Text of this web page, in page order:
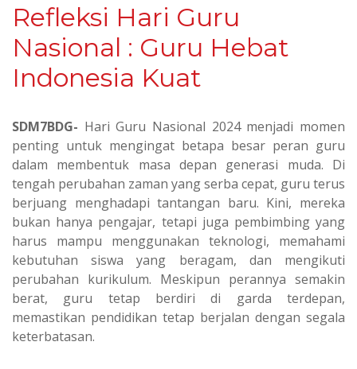
Refleksi Hari Guru
Nasional : Guru Hebat
Indonesia Kuat
SDM7BDG- Hari Guru Nasional 2024 menjadi momen
penting untuk mengingat betapa besar peran guru
dalam membentuk masa depan generasi muda. Di
tengah perubahan zaman yang serba cepat, guru terus
berjuang menghadapi tantangan baru. Kini, mereka
bukan hanya pengajar, tetapi juga pembimbing yang
harus mampu menggunakan teknologi, memahami
kebutuhan siswa yang beragam, dan mengikuti
perubahan kurikulum. Meskipun perannya semakin
berat, guru tetap berdiri di garda terdepan,
memastikan pendidikan tetap berjalan dengan segala
keterbatasan.